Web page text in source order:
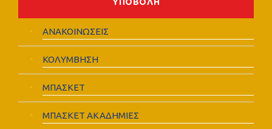
ΑΝΑΚΟΙΝΩΣΕΙΣ
ΚΟΛΥΜΒΗΣΗ
ΜΠΑΣΚΕΤ
ΜΠΑΣΚΕΤ ΑΚΑΔΗΜΙΕΣ